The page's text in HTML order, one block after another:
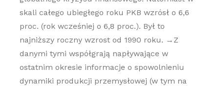
skali całego ubiegłego roku PKB wzrósł o 6,6
proc. (rok wcześniej o 6,8 proc.). Był to
najniższy roczny wzrost od 1990 roku. →Z
danymi tymi współgrają napływające w
ostatnim okresie informacje o spowolnieniu
dynamiki produkcji przemysłowej (w tym na